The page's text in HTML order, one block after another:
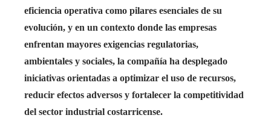
eficiencia operativa como pilares esenciales de su
evolución, y en un contexto donde las empresas
enfrentan mayores exigencias regulatorias,
ambientales y sociales, la compañía ha desplegado
iniciativas orientadas a optimizar el uso de recursos,
reducir efectos adversos y fortalecer la competitividad
del sector industrial costarricense.